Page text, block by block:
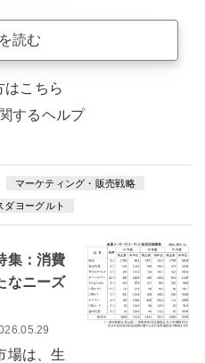
読む
はこちら
するヘルプ
マーケティング・販売戦略
ダヨーグルト
集：消費
なニーズ
場は、生